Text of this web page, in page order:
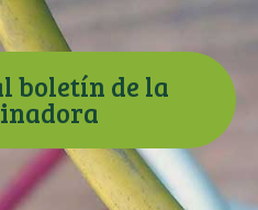
boletín de la